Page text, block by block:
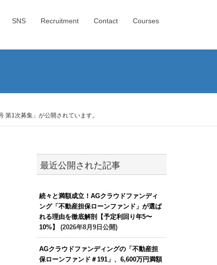
SNS Recruitment Contact Courses
第1次募集」が公開されています。
最近公開された記事
続々と満額成立！AGクラウドファンディ
ング「不動産担保ローンファンド」が選ば
れる理由を徹底解剖【予定利回り年5〜
10%】
(2026年8月9日公開)
AGクラウドファンディングの「不動産担
保ローンファンド＃191」、6,600万円満額